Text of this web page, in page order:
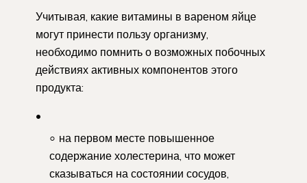
Учитывая, какие витамины в вареном яйце
могут принести пользу организму,
необходимо помнить о возможных побочных
действиях активных компонентов этого
продукта:
на первом месте повышенное
содержание холестерина, что может
сказываться на состоянии сосудов,